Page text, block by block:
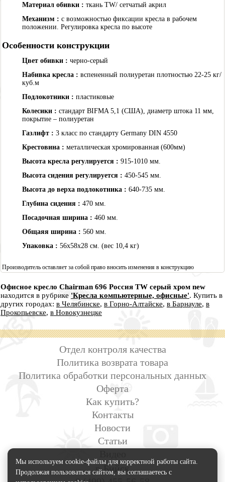
Материал обивки : ткань TW/ сетчатый акрил
Механизм : с возможностью фиксации кресла в рабочем
положении. Регулировка кресла по высоте
Особенности конструкции
Цвет обивки : черно-серый
Набивка кресла : вспененный полиуретан плотностью 22-25 кг/
куб.м
Подлокотники : пластиковые
Колесики : стандарт BIFMA 5,1 (США), диаметр штока 11 мм,
покрытие – полиуретан
Газлифт : 3 класс по стандарту Germany DIN 4550
Крестовина : металлическая хромированная (600мм)
Высота кресла регулируется : 915-1010 мм.
Высота сидения регулируется : 450-545 мм.
Высота до верха подлокотника : 640-735 мм.
Глубина сидения : 470 мм.
Посадочная ширина : 460 мм.
Общаяя ширина : 560 мм.
Упаковка : 56x58x28 cм. (вес 10,4 кг)
Производитель оставляет за собой право вносить изменения в конструкцию
Офисное кресло Chairman 696 Россия TW серый хром new
находится в рубрике 'Кресла компьютерные, офисные'. Купить в
других городах: в Челябинске, в Горно-Алтайске, в Барнауле, в
Прокопьевске, в Новокузнецке
Отдел контроля качества
Политика возврата товара
Политика обработки персональных данных
Оферта
Как купить?
Контакты
Новости
Статьи
г. Бийск
Мы используем cookie-файлы для корректной работы сайта.
Продолжая пользоваться сайтом, вы соглашаетесь с